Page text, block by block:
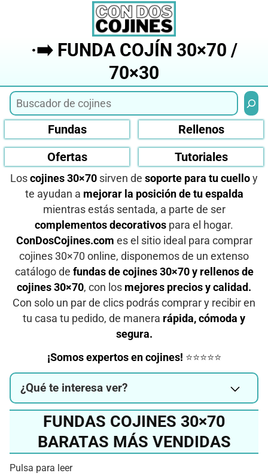
·➡️ FUNDA COJÍN 30×70 /
70×30
Fundas
Rellenos
Ofertas
Tutoriales
Los cojines 30×70 sirven de soporte para tu cuello y
te ayudan a mejorar la posición de tu espalda
mientras estás sentada, a parte de ser
complementos decorativos para el hogar.
ConDosCojines.com es el sitio ideal para comprar
cojines 30×70 online, disponemos de un extenso
catálogo de fundas de cojines 30×70 y rellenos de
cojines 30×70, con los mejores precios y calidad.
Con solo un par de clics podrás comprar y recibir en
tu casa tu pedido, de manera rápida, cómoda y
segura.
¡Somos expertos en cojines! ⭐⭐⭐⭐⭐
¿Qué te interesa ver?
FUNDAS COJINES 30×70
BARATAS MÁS VENDIDAS
Pulsa para leer